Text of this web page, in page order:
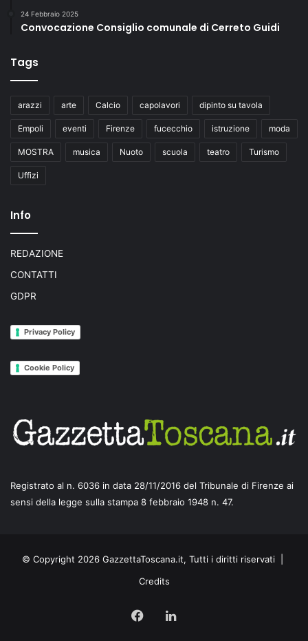
24 Febbraio 2025
Convocazione Consiglio comunale di Cerreto Guidi
Tags
arazzi arte Calcio capolavori dipinto su tavola
Empoli eventi Firenze fucecchio istruzione moda
MOSTRA musica Nuoto scuola teatro Turismo
Uffizi
Info
REDAZIONE
CONTATTI
GDPR
Privacy Policy
Cookie Policy
Registrato al n. 6036 in data 28/11/2016 del Tribunale di Firenze ai
sensi della legge sulla stampa 8 febbraio 1948 n. 47.
© Copyright 2026 GazzettaToscana.it, Tutti i diritti riservati |
Credits
FacebookLinkedIn